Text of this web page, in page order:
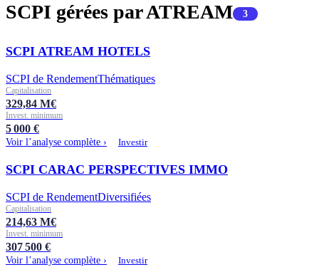
SCPI gérées parATREAM 3
SCPI ATREAM HOTELS
SCPI de RendementThématiques
Capitalisation
329,84 M€
Invest. minimum
5 000 €
Voir l’analyse complète › Investir
SCPI CARAC PERSPECTIVES IMMO
SCPI de RendementDiversifiées
Capitalisation
214,63 M€
Invest. minimum
307 500 €
Voir l’analyse complète › Investir